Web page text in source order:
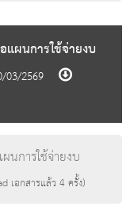
ผนการใช้จ่ายงบ
03/2569
การใช้จ่ายงบ
เอกสารแล้ว 4 ครั้ง)